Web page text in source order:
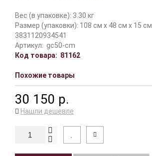
Вес (в упаковке): 3.30 кг
Размер (упаковки): 108 см x 48 см x 15 см
3831120934541
Артикул: gc50-cm
Код товара: 81162
Похожие товары
30 150 р.
Нашли дешевле